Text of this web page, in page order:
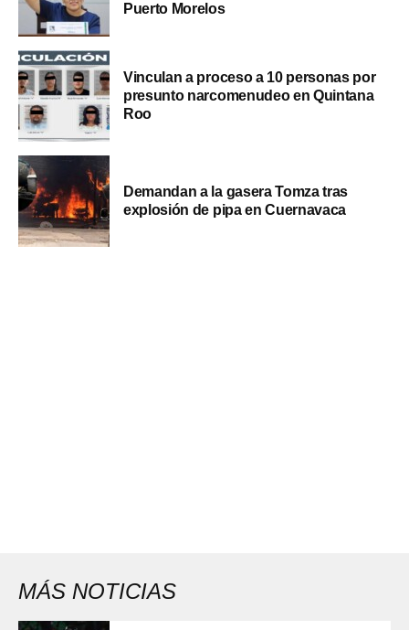
Puerto Morelos
Vinculan a proceso a 10 personas por
presunto narcomenudeo en Quintana
Roo
Demandan a la gasera Tomza tras
explosión de pipa en Cuernavaca
MÁS NOTICIAS